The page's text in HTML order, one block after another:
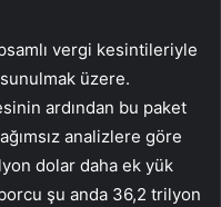
vergi kesintileriyle
sunulmak üzere.
ardından bu paket
analizlere göre
dolar daha ek yük
şu anda 36,2 trilyon